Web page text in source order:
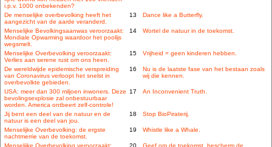
i.p.v. 1000 onbekenden?
De menselijke overbevolking heeft het
aangezicht van de aarde veranderd.
13 Dance like a Butterfly.
Menselijke Bevolkingsaanwas veroorzaakt:
Mondiale Opwarming waardoor het poolijs
wegsmelt.
14 Wortel de natuur in de toekomst.
Menselijke Overbevolking veroorzaakt:
Verlies aan serene rust om ons heen.
15 Vrijheid = geen kinderen hebben.
De wereldwijde epidemische verspreiding
van Coronavirus verloopt het snelst in
overbevolkte gebieden.
16
Nu is de laatste fase van het bestaan zoals
wij die kennen.
USA: meer dan 300 miljoen inwoners. Deze
bevolingsexplosie zal onbestuurbaar
worden. America ontbeert zelf-controle!
17 An Inconvenient Truth.
Jij bent een deel van de natuur en de
natuur is een deel van jou.
18 Stop BioPiraterij.
Menselijke Overbevolking: de ergste
nachtmerrie van de toekomst.
19 Whistle like a Whale.